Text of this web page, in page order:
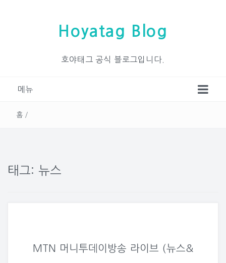
Hoyatag Blog
호야태그 공식 블로그입니다.
메뉴
홈 /
태그: 뉴스
MTN 머니투데이방송 라이브 (뉴스&